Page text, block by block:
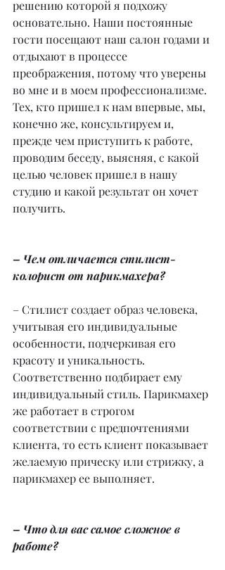
решению которой я подхожу
основательно. Наши постоянные
гости посещают наш салон годами и
отдыхают в процессе
преображения, потому что уверены
во мне и в моем профессионализме.
Тех, кто пришел к нам впервые, мы,
конечно же, консультируем и,
прежде чем приступить к работе,
проводим беседу, выясняя, с какой
целью человек пришел в нашу
студию и какой результат он хочет
получить.
– Чем отличается стилист-
колорист от парикмахера?
– Стилист создает образ человека,
учитывая его индивидуальные
особенности, подчеркивая его
красоту и уникальность.
Соответственно подбирает ему
индивидуальный стиль. Парикмахер
же работает в строгом
соответствии с предпочтениями
клиента, то есть клиент показывает
желаемую прическу или стрижку, а
парикмахер ее выполняет.
– Что для вас самое сложное в
работе?